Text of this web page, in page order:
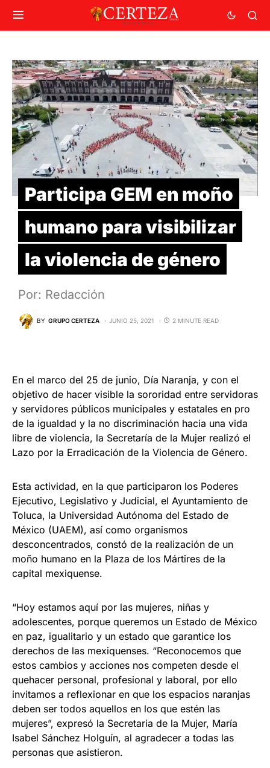
Participa GEM en moño
humano para visibilizar
la violencia de género
Por: Redacción
BY GRUPO CERTEZA JUNIO 25, 2021 2 MINUTE READ
En el marco del 25 de junio, Día Naranja, y con el
objetivo de hacer visible la sororidad entre servidoras
y servidores públicos municipales y estatales en pro
de la igualdad y la no discriminación hacia una vida
libre de violencia, la Secretaría de la Mujer realizó el
Lazo por la Erradicación de la Violencia de Género.
Esta actividad, en la que participaron los Poderes
Ejecutivo, Legislativo y Judicial, el Ayuntamiento de
Toluca, la Universidad Autónoma del Estado de
México (UAEM), así como organismos
desconcentrados, constó de la realización de un
moño humano en la Plaza de los Mártires de la
capital mexiquense.
“Hoy estamos aquí por las mujeres, niñas y
adolescentes, porque queremos un Estado de México
en paz, igualitario y un estado que garantice los
derechos de las mexiquenses. “Reconocemos que
estos cambios y acciones nos competen desde el
quehacer personal, profesional y laboral, por ello
invitamos a reflexionar en que los espacios naranjas
deben ser todos aquellos en los que estén las
mujeres”, expresó la Secretaria de la Mujer, María
Isabel Sánchez Holguín, al agradecer a todas las
personas que asistieron.